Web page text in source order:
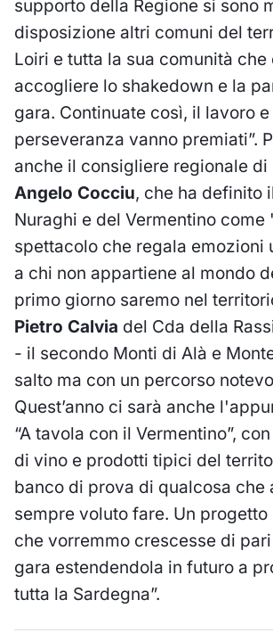
supporto della Regione si sono
disposizione altri comuni del
Loiri e tutta la sua comunità che
accogliere lo shakedown e la
gara. Continuate così, il lavoro e
perseveranza vanno premiati”.
anche il consigliere regionale di
Angelo Cocciu, che ha definito
Nuraghi e del Vermentino come
spettacolo che regala emozioni
a chi non appartiene al mondo
primo giorno saremo nel
Pietro Calvia del Cda della
- il secondo Monti di Alà e
salto ma con un percorso
Quest’anno ci sarà anche
“A tavola con il Vermentino”,
di vino e prodotti tipici del
banco di prova di qualcosa che
sempre voluto fare. Un progetto
che vorremmo crescesse di
gara estendendola in futuro a
tutta la Sardegna”.